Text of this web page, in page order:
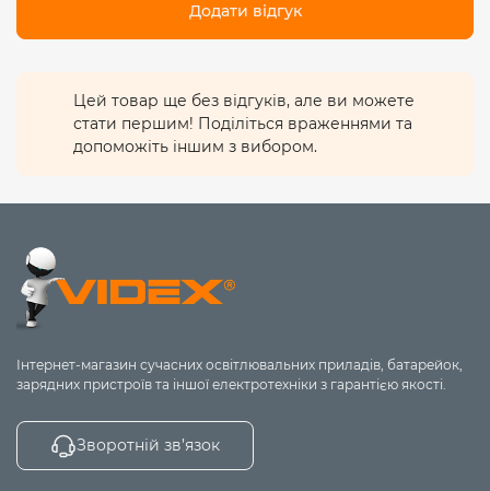
Додати відгук
Цей товар ще без відгуків, але ви можете
стати першим! Поділіться враженнями та
допоможіть іншим з вибором.
Інтернет-магазин сучасних освітлювальних приладів, батарейок,
зарядних пристроїв та іншої електротехніки з гарантією якості.
Зворотній зв’язок